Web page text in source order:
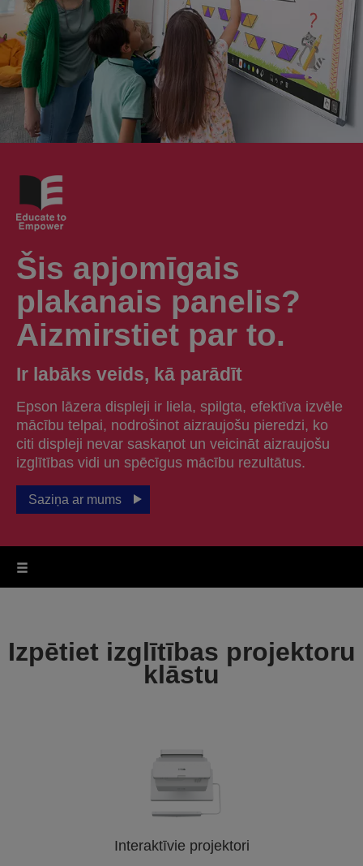
Šis apjomīgais
plakanais panelis?
Aizmirstiet par to.
Ir labāks veids, kā parādīt
Epson lāzera displeji ir liela, spilgta, efektīva izvēle
mācību telpai, nodrošinot aizraujošu pieredzi, ko
citi displeji nevar saskaņot un veicināt aizraujošu
izglītības vidi un spēcīgus mācību rezultātus.
Saziņa ar mums
Izpētiet izglītības projektoru
klāstu
Interaktīvie projektori